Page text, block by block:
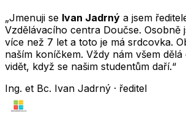
„Jmenuji se Ivan Jadrný a jsem
Vzdělávacího centra Doučse. Osobně
více než 7 let a toto je má srdcovka.
naším koníčkem. Vždy nám všem
vidět, když se našim studentům daří.“
Ing. et Bc. Ivan Jadrný · ředitel